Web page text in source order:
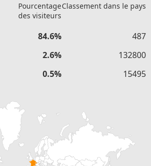
Pourcentage
des visiteurs
Classement dans le pays
84.6%
487
2.6%
132800
0.5% 15495